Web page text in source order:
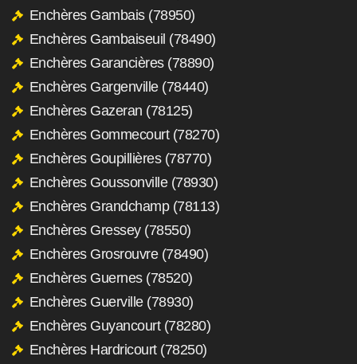
Enchères Gambais (78950)
Enchères Gambaiseuil (78490)
Enchères Garancières (78890)
Enchères Gargenville (78440)
Enchères Gazeran (78125)
Enchères Gommecourt (78270)
Enchères Goupillières (78770)
Enchères Goussonville (78930)
Enchères Grandchamp (78113)
Enchères Gressey (78550)
Enchères Grosrouvre (78490)
Enchères Guernes (78520)
Enchères Guerville (78930)
Enchères Guyancourt (78280)
Enchères Hardricourt (78250)